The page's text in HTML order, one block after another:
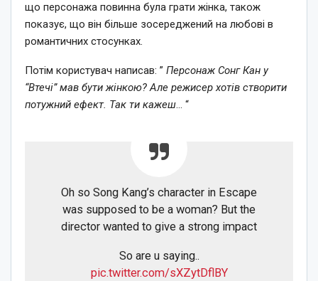
що персонажа повинна була грати жінка, також
показує, що він більше зосереджений на любові в
романтичних стосунках.
Потім користувач написав: ” Персонаж Сонг Кан у
“Втечі” мав бути жінкою? Але режисер хотів створити
потужний ефект. Так ти кажеш… “
Oh so Song Kang’s character in Escape
was supposed to be a woman? But the
director wanted to give a strong impact
So are u saying..
pic.twitter.com/sXZytDflBY